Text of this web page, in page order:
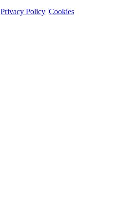
Privacy Policy Cookies